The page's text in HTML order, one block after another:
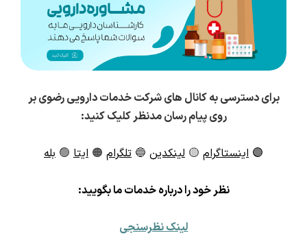
برای دسترسی به کانال های شرکت خدمات دارویی رضوی بر
روی پیام رسان مدنظر کلیک کنید:
🟣 اینستاگرام 🟡 لینکدین 🔵 تلگرام 🟠 ایتا 🟢 بله
نظر خود را درباره خدمات ما بگویید:
لینک نظرسنجی